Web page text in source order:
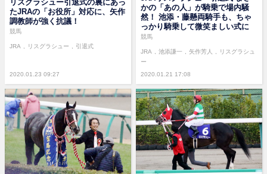
リスグラシュー引退式の裏にあっ
たJRAの「お役所」対応に、矢作
調教師が強く抗議！
2020.01.23 09:27
競馬
JRA リスグラシュー 引退式
かの「あの人」が騎乗で場内騒
然！ 池添・藤懸両騎手も、ちゃ
っかり騎乗して微笑ましい式に
2020.01.21 17:08
競馬
JRA 池添謙一 矢作芳人
リスグラシュ
ー